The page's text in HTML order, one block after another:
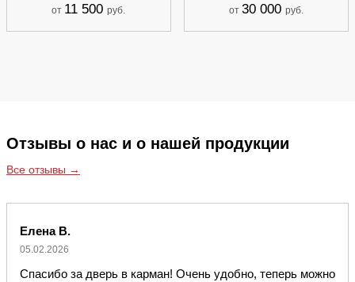
от 11 500руб.
от 30 000 руб.
Отзывы о нас и о нашей продукции
Все отзывы →
Елена В.
05.02.2026
Спасибо за дверь в карман! Очень удобно, теперь можно